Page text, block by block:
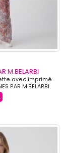
M.BELARBI
avec imprimé
PAR M.BELARBI